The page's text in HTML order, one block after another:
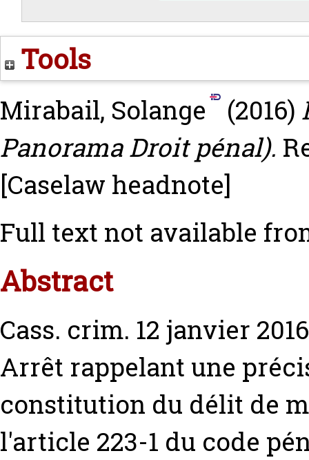
Tools
Mirabail, Solange (2016)
Panorama Droit pénal).
[Caselaw headnote]
Full text not available
Abstract
Cass. crim. 12 janvier
Arrêt rappelant une
constitution du délit de
l'article 223-1 du code